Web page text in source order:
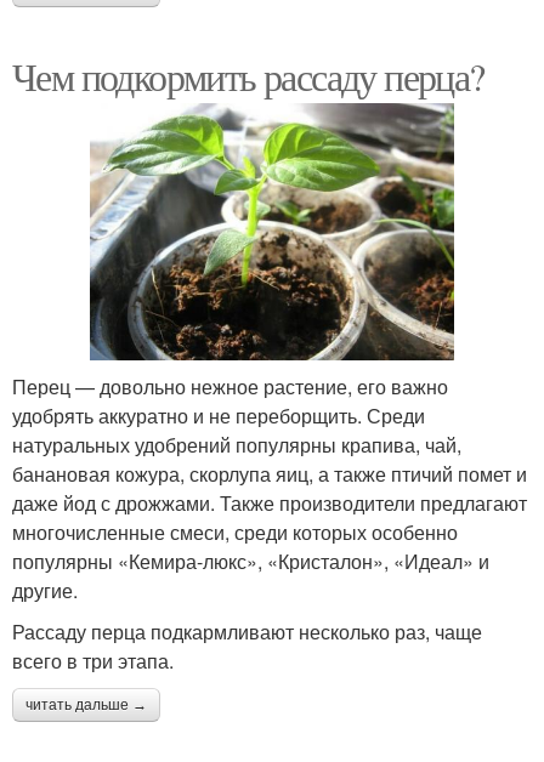
Чем подкормить рассаду перца?
Перец — довольно нежное растение, его важно
удобрять аккуратно и не переборщить. Среди
натуральных удобрений популярны крапива, чай,
банановая кожура, скорлупа яиц, а также птичий помет и
даже йод с дрожжами. Также производители предлагают
многочисленные смеси, среди которых особенно
популярны «Кемира-люкс», «Кристалон», «Идеал» и
другие.
Рассаду перца подкармливают несколько раз, чаще
всего в три этапа.
читать дальше →